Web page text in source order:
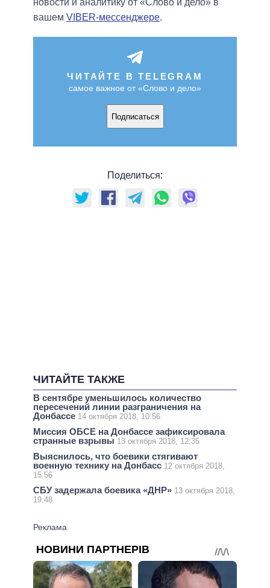
новости и аналитику от «Слово и дело» в
вашем VIBER-мессенджере.
ЧИТАЙТЕ В TELEGRAM
самое важное от «Слово и дело»
Подписаться
Поделиться:
ЧИТАЙТЕ ТАКЖЕ
В сентябре уменьшилось количество
пересечений линии разграничения на
Донбассе 14 октября 2018, 10:56
Миссия ОБСЕ на Донбассе зафиксировала
странные взрывы 13 октября 2018, 12:35
Выяснилось, что боевики стягивают
военную технику на Донбасс 12 октября 2018,
15:56
СБУ задержала боевика «ДНР» 13 октября 2018,
19:48